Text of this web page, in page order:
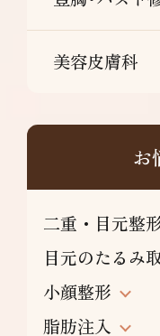
美容皮膚科
お
二重・目元整
目元のたるみ
小顔整形
脂肪注入